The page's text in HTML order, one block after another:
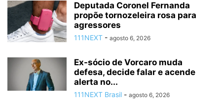
Deputada Coronel Fernanda
propõe tornozeleira rosa para
agressores
111NEXT - agosto 6, 2026
Ex-sócio de Vorcaro muda
defesa, decide falar e acende
alerta no...
111NEXT Brasil - agosto 6, 2026